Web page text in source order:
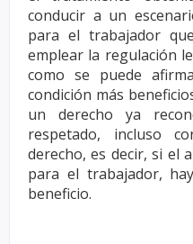
conducir a un
para el trabajador que
emplear la regulación
como se puede
condición más
un derecho ya
respetado, incluso
derecho, es decir, si el
para el trabajador,
beneficio.